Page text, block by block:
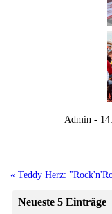
Admin -
« Teddy Herz:
Neueste 5 Einträge